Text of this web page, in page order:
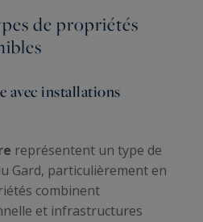
de propriétés
avec installations
représentent un type de
Gard, particulièrement en
combinent
et infrastructures